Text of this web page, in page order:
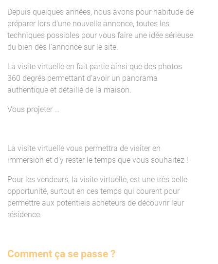
Depuis quelques années, nous avons pour habitude de
préparer lors d’une nouvelle annonce, toutes les
techniques possibles pour vous faire une idée sérieuse
du bien dès l’annonce sur le site.
La visite virtuelle en fait partie ainsi que des photos
360 degrés permettant d’avoir un panorama
authentique et détaillé de la maison.
Vous projeter …
La visite virtuelle vous permettra de visiter en
immersion et d’y rester le temps que vous souhaitez !
Pour les vendeurs, la visite virtuelle, est une très belle
opportunité, surtout en ces temps qui courent pour
permettre aux potentiels acheteurs de découvrir leur
résidence.
Comment ça se passe ?